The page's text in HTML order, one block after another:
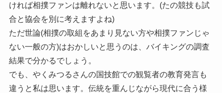
ければ相撲ファンは離れないと思います。(たの競技も試
合と協会を別に考えますよね)
ただ世論(相撲の取組をあまり見ない方や相撲ファンじゃ
ない一般の方)はおかしいと思うのは、バイキングの調査
結果で分かるでしょう。
でも、やくみつるさんの国技館での観覧者の教育発言も
違うと私は思います。伝統を重んじながら現代に合う様